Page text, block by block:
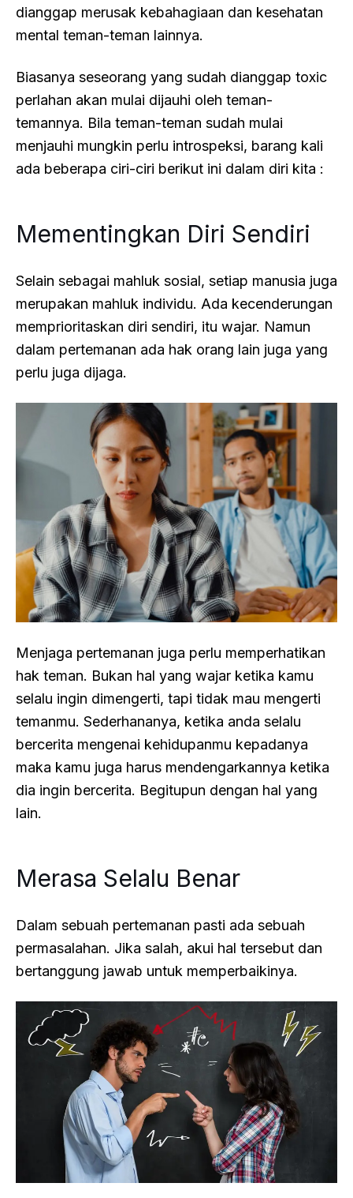
dianggap merusak kebahagiaan dan kesehatan
mental teman-teman lainnya.
Biasanya seseorang yang sudah dianggap toxic
perlahan akan mulai dijauhi oleh teman-
temannya. Bila teman-teman sudah mulai
menjauhi mungkin perlu introspeksi, barang kali
ada beberapa ciri-ciri berikut ini dalam diri kita :
Mementingkan Diri Sendiri
Selain sebagai mahluk sosial, setiap manusia juga
merupakan mahluk individu. Ada kecenderungan
memprioritaskan diri sendiri, itu wajar. Namun
dalam pertemanan ada hak orang lain juga yang
perlu juga dijaga.
Menjaga pertemanan juga perlu memperhatikan
hak teman. Bukan hal yang wajar ketika kamu
selalu ingin dimengerti, tapi tidak mau mengerti
temanmu. Sederhananya, ketika anda selalu
bercerita mengenai kehidupanmu kepadanya
maka kamu juga harus mendengarkannya ketika
dia ingin bercerita. Begitupun dengan hal yang
lain.
Merasa Selalu Benar
Dalam sebuah pertemanan pasti ada sebuah
permasalahan. Jika salah, akui hal tersebut dan
bertanggung jawab untuk memperbaikinya.